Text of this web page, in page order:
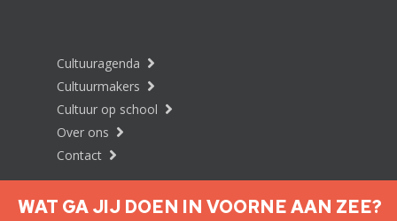
Cultuuragenda
Cultuurmakers
Cultuur op school
Over ons
Contact
WAT GA JIJ DOEN IN VOORNE AAN ZEE?